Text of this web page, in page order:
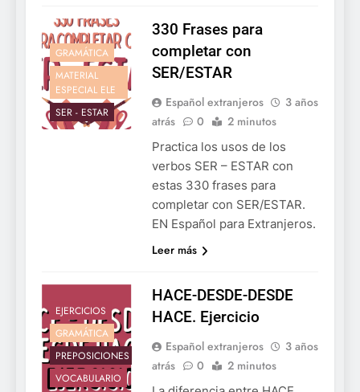
GRAMÁTICA
MATERIAL
ESPECIAL ELE
SER - ESTAR
330 Frases para
completar con
SER/ESTAR
Español extranjeros
3 años
atrás
0 2 minutos
Practica los usos de los
verbos SER – ESTAR con
estas 330 frases para
completar con SER/ESTAR.
EN Español para Extranjeros.
Leer más
EJERCICIOS
GRAMÁTICA
PREPOSICIONES
VOCABULARIO
HACE-DESDE-DESDE
HACE. Ejercicio
Español extranjeros
3 años
atrás
0 2 minutos